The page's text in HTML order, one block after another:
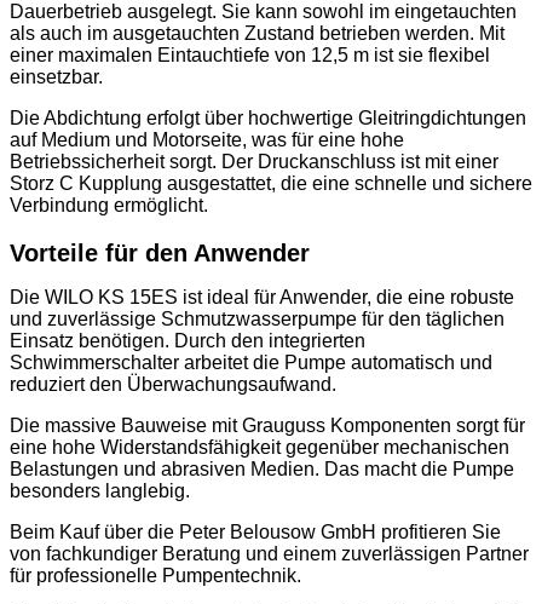
Dauerbetrieb ausgelegt. Sie kann sowohl im eingetauchten
als auch im ausgetauchten Zustand betrieben werden. Mit
einer maximalen Eintauchtiefe von 12,5 m ist sie flexibel
einsetzbar.
Die Abdichtung erfolgt über hochwertige Gleitringdichtungen
auf Medium und Motorseite, was für eine hohe
Betriebssicherheit sorgt. Der Druckanschluss ist mit einer
Storz C Kupplung ausgestattet, die eine schnelle und sichere
Verbindung ermöglicht.
Vorteile für den Anwender
Die WILO KS 15ES ist ideal für Anwender, die eine robuste
und zuverlässige Schmutzwasserpumpe für den täglichen
Einsatz benötigen. Durch den integrierten
Schwimmerschalter arbeitet die Pumpe automatisch und
reduziert den Überwachungsaufwand.
Die massive Bauweise mit Grauguss Komponenten sorgt für
eine hohe Widerstandsfähigkeit gegenüber mechanischen
Belastungen und abrasiven Medien. Das macht die Pumpe
besonders langlebig.
Beim Kauf über die Peter Belousow GmbH profitieren Sie
von fachkundiger Beratung und einem zuverlässigen Partner
für professionelle Pumpentechnik.